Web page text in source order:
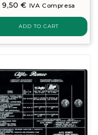
9,50€ IVA Compresa
ADD TO CART